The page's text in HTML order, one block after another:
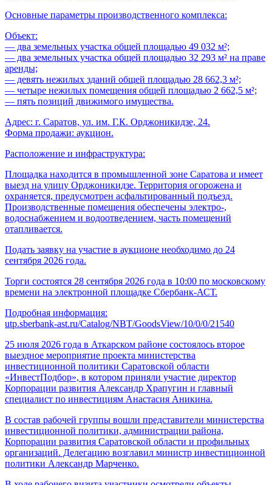
Основные параметры производственного комплекса:
Объект:
— два земельных участка общей площадью 49 032 м²;
— два земельных участка общей площадью 32 293 м² на праве
аренды;
— девять нежилых зданий общей площадью 28 662,3 м²;
— четыре нежилых помещения общей площадью 2 662,5 м²;
— пять позиций движимого имущества.
Адрес: г. Саратов, ул. им. Г.К. Орджоникидзе, 24.
Форма продажи: аукцион.
Расположение и инфраструктура:
Площадка находится в промышленной зоне Саратова и имеет
выезд на улицу Орджоникидзе. Территория огорожена и
охраняется, предусмотрен асфальтированный подъезд.
Производственные помещения обеспечены электро-,
водоснабжением и водоотведением, часть помещений
отапливается.
Подать заявку на участие в аукционе необходимо до 24
сентября 2026 года.
Торги состоятся 28 сентября 2026 года в 10:00 по московскому
времени на электронной площадке Сбербанк-АСТ.
Подробная информация:
utp.sberbank-ast.ru/Catalog/NBT/GoodsView/10/0/0/21540
25 июля 2026 года в Аткарском районе состоялось второе
выездное мероприятие проекта министерства
инвестиционной политики Саратовской области
«ИнвестПодбор», в котором приняли участие директор
Корпорации развития Александр Храпугин и главный
специалист по инвестициям Анастасия Аникина.
В состав рабочей группы вошли представители министерства
инвестиционной политики, администрации района,
Корпорации развития Саратовской области и профильных
организаций. Делегацию возглавил министр инвестиционной
политики Александр Марченко.